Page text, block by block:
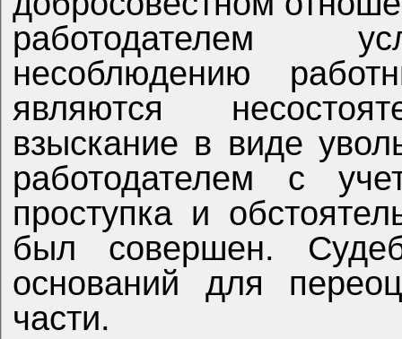
работодателем
несоблюдению
являются
взыскание в виде
работодателем с
проступка и
был совершен.
оснований для
части.